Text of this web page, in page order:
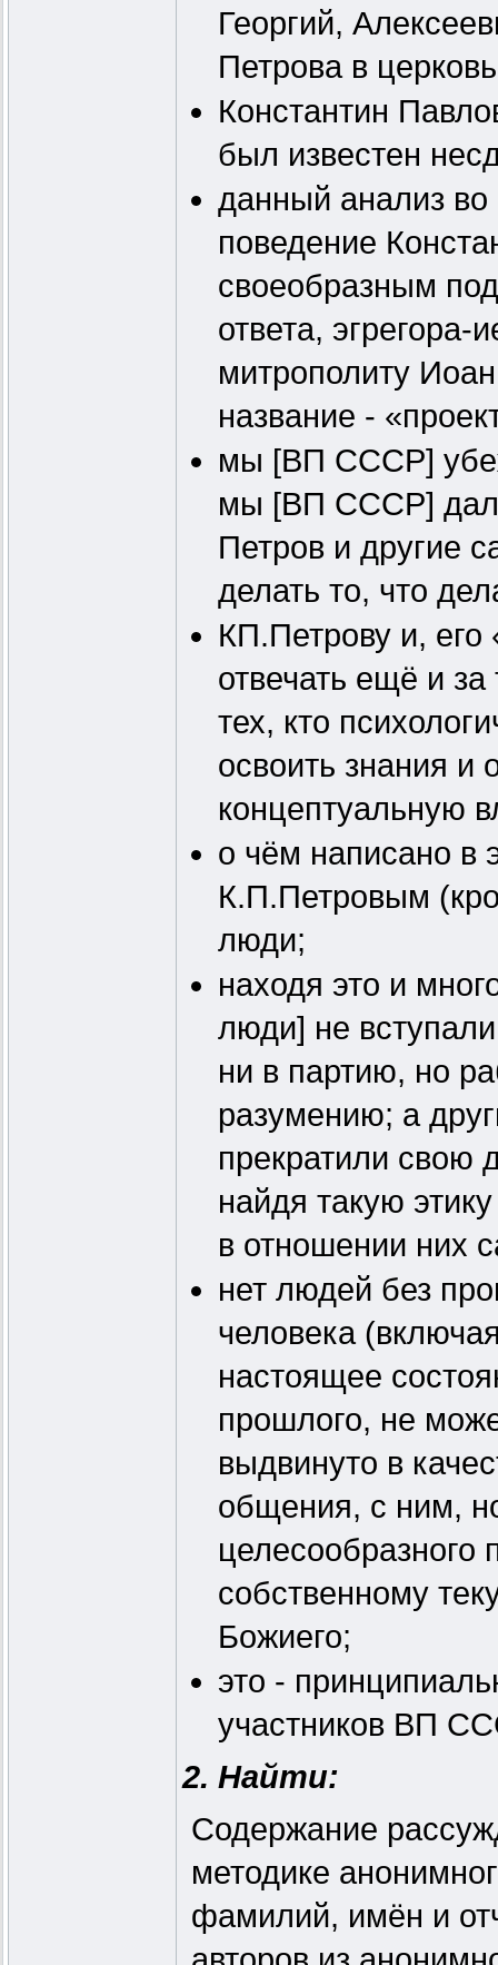
Георгий,
Петрова в
Константин
был известен
данный анализ во
поведение
своеобразным
ответа,
митрополиту
название -
мы [ВП СССР]
мы [ВП СССР]
Петров и другие
делать то, что
КП.Петрову и,
отвечать ещё и за
тех, кто
освоить знания и
о чём написано в
К.П.Петровым
люди;
находя это и
люди] не
ни в партию, но
разумению; а
прекратили свою
найдя такую
в отношении них
нет людей без
человека
настоящее
прошлого, не
выдвинуто в
общения, с ним,
собственному
Божиего;
это -
участников ВП
2. Найти:
Содержание
методике
фамилий, имён и